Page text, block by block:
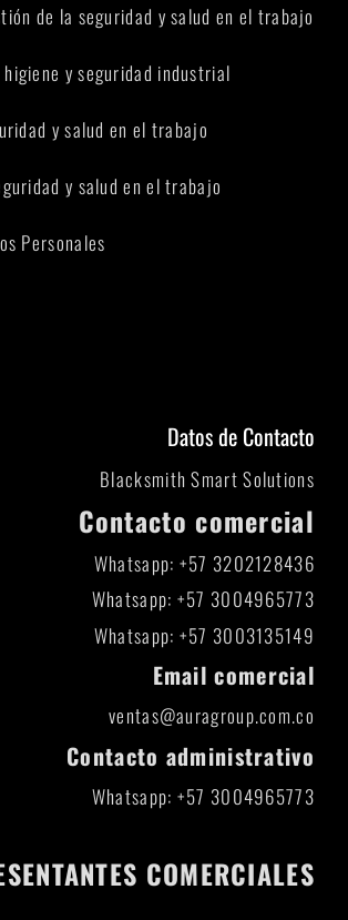
de la seguridad y salud en el trabajo
y seguridad industrial
y salud en el trabajo
y salud en el trabajo
Personales
Datos de Contacto
Blacksmith Smart Solutions
Contacto comercial
Whatsapp: +57 3202128436
Whatsapp: +57 3004965773
Whatsapp: +57 3003135149
Email comercial
ventas@auragroup.com.co
Contacto administrativo
Whatsapp: +57 3004965773
COMERCIALES